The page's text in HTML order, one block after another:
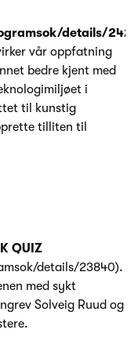
details/
vår oppfatning
bedre kjent med
i
til kunstig
tilliten til
QUIZ
details/23840).
med sykt
Solveig Ruud og